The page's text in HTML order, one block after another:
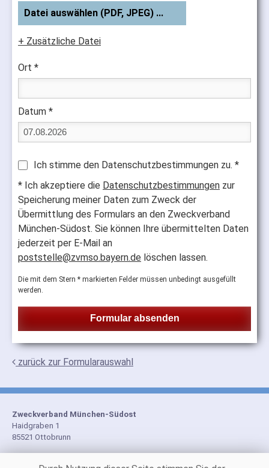
Datei auswählen (PDF, JPEG) ...
+ Zusätzliche Datei
Ort *
Datum *
Ich stimme den Datenschutzbestimmungen zu. *
* Ich akzeptiere die Datenschutzbestimmungen zur
Speicherung meiner Daten zum Zweck der
Übermittlung des Formulars an den Zweckverband
München-Südost. Sie können Ihre übermittelten Daten
jederzeit per E-Mail an
poststelle@zvmso.bayern.de löschen lassen.
Die mit dem Stern * markierten Felder müssen unbedingt ausgefüllt
werden.
zurück zur Formularauswahl
Zweckverband München-Südost
Haidgraben 1
85521 Ottobrunn